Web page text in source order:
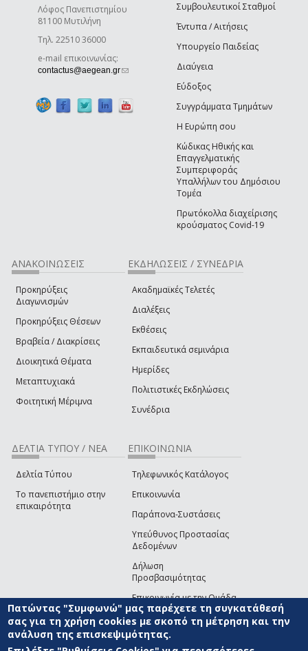
Λόφος Πανεπιστημίου
81100 Μυτιλήνη
Τηλ. 22510 36000
e-mail επικοινωνίας:
contactus@aegean.gr(link sends e-mail)
Συμβουλευτικοί Σταθμοί
Έντυπα / Αιτήσεις
Υπουργείο Παιδείας
Διαύγεια
Εύδοξος
Συγγράμματα Τμημάτων
Η Ευρώπη σου
Κώδικας Ηθικής και
Επαγγελματικής
Συμπεριφοράς
Υπαλλήλων του Δημόσιου
Τομέα
Πρωτόκολλα διαχείρισης
κρούσματος Covid-19
ΑΝΑΚΟΙΝΩΣΕΙΣ
Προκηρύξεις
Διαγωνισμών
Προκηρύξεις Θέσεων
Βραβεία / Διακρίσεις
Διοικητικά Θέματα
Μεταπτυχιακά
Φοιτητική Μέριμνα
ΕΚΔΗΛΩΣΕΙΣ / ΣΥΝΕΔΡΙΑ
Ακαδημαϊκές Τελετές
Διαλέξεις
Εκθέσεις
Εκπαιδευτικά σεμινάρια
Ημερίδες
Πολιτιστικές Εκδηλώσεις
Συνέδρια
ΔΕΛΤΙΑ ΤΥΠΟΥ / ΝΕΑ
Δελτία Τύπου
Το πανεπιστήμιο στην
επικαιρότητα
ΕΠΙΚΟΙΝΩΝΙΑ
Τηλεφωνικός Κατάλογος
Επικοινωνία
Παράπονα-Συστάσεις
Υπεύθυνος Προστασίας
Δεδομένων
Δήλωση
Προσβασιμότητας
Επικοινωνία με την Ομάδα
Ανάπτυξης του site(link sends e-mail)
© ΠΑΝΕΠΙΣΤΗΜΙΟ ΑΙΓΑΙΟΥ ΟΡΟΙ ΧΡΗΣΗΣ
ΑΝΑΠΤΥΞΗΣ
Πατώντας "Συμφωνώ" μας παρέχετε τη συγκατάθεσή
σας για τη χρήση cookies με σκοπό τη μέτρηση και την
ανάλυση της επισκεψιμότητας.